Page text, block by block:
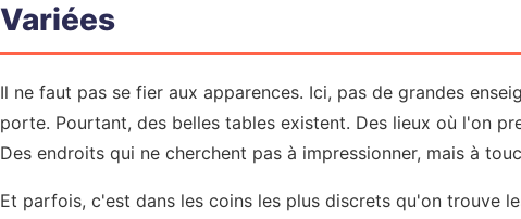
Variées
Il ne faut pas se fier aux apparences. Ici, pas de grandes
porte. Pourtant, des belles tables existent. Des lieux où l'on
Des endroits qui ne cherchent pas à impressionner, mais à
Et parfois, c'est dans les coins les plus discrets qu'on trouve